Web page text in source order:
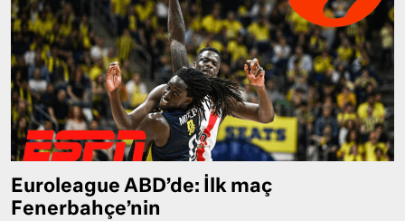
Euroleague ABD’de: İlk maç
Fenerbahçe’nin